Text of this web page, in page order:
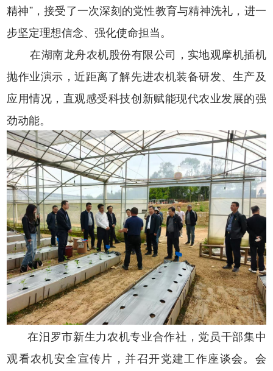
精神”，接受了一次深刻的党性教育与精神洗礼，进一
步坚定理想信念、强化使命担当。
在湖南龙舟农机股份有限公司 ， 实地观摩机插机
抛作业演示，近距离了解先进农机装备研发、生产及
应用情况， 直观感受科技创新赋能现代农业发展的强
劲动能。
在汨罗市新生力农机专业合作社， 党员干部集中
观看农机安全宣传片， 并召开党建工作座谈会。会